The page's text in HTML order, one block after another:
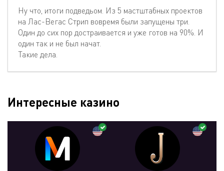
Ну что, итоги подведьом. Из 5 мастштабных проектов
на Лас-Вегас Стрип вовремя были запущены три.
Один до сих пор достраивается и уже готов на 90%. И
один так и не был начат.
Такие дела.
Интересные казино